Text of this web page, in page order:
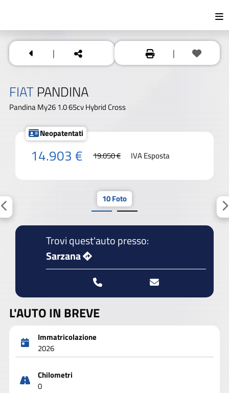
| |
FIAT PANDINA
Pandina My26 1.0 65cv Hybrid Cross
Neopatentati
14.903 € 19.050 € IVA Esposta
10 Foto
Trovi quest'auto presso:
Sarzana
L'AUTO IN BREVE
Immatricolazione
2026
Chilometri
0